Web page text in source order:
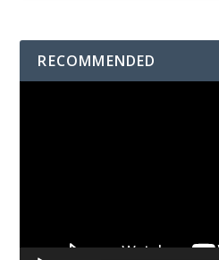
RECOMMENDED